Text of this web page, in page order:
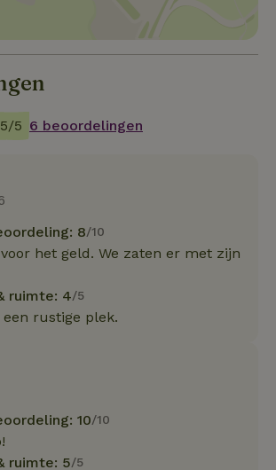
5 6 beoordelingen
8/10
het geld. We zaten er met zijn
ruimte: 4/5
rustige plek.
10/10
ruimte: 5/5